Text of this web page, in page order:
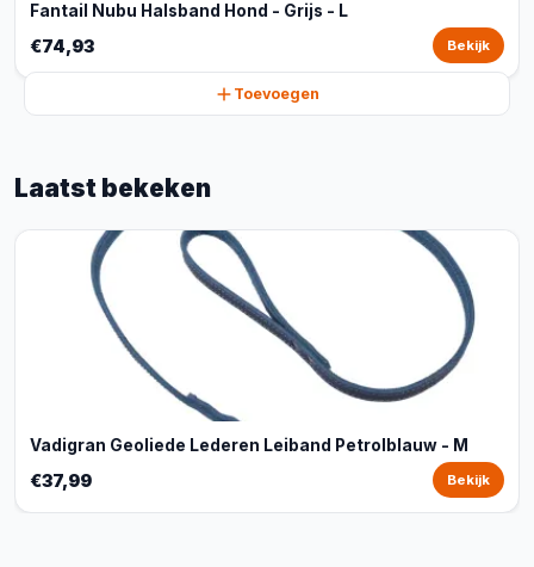
Fantail Nubu Halsband Hond - Grijs - L
€74,93 Bekijk
Toevoegen
Laatst bekeken
Vadigran Geoliede Lederen Leiband Petrolblauw - M
€37,99 Bekijk